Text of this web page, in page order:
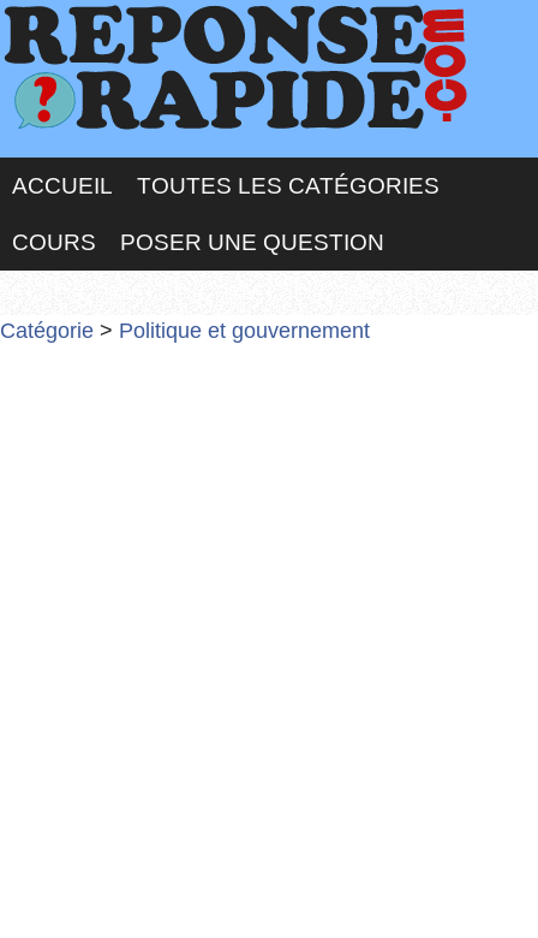
ACCUEIL TOUTES LES CATÉGORIES
COURS POSER UNE QUESTION
Catégorie > Politique et gouvernement